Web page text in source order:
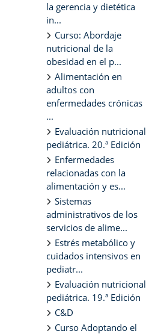
la gerencia y dietética
in...
Curso: Abordaje
nutricional de la
obesidad en el p...
Alimentación en
adultos con
enfermedades crónicas
...
Evaluación nutricional
pediátrica. 20.ª Edición
Enfermedades
relacionadas con la
alimentación y es...
Sistemas
administrativos de los
servicios de alime...
Estrés metabólico y
cuidados intensivos en
pediatr...
Evaluación nutricional
pediátrica. 19.ª Edición
C&D
Curso Adoptando el